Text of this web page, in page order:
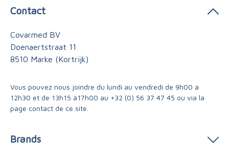
Contact
Covarmed BV
Doenaertstraat 11
8510 Marke (Kortrijk)
Vous pouvez nous joindre du lundi au vendredi de 9h00 à
12h30 et de 13h15 à17h00 au +32 (0) 56 37 47 45 ou via la
page contact de ce site.
Brands